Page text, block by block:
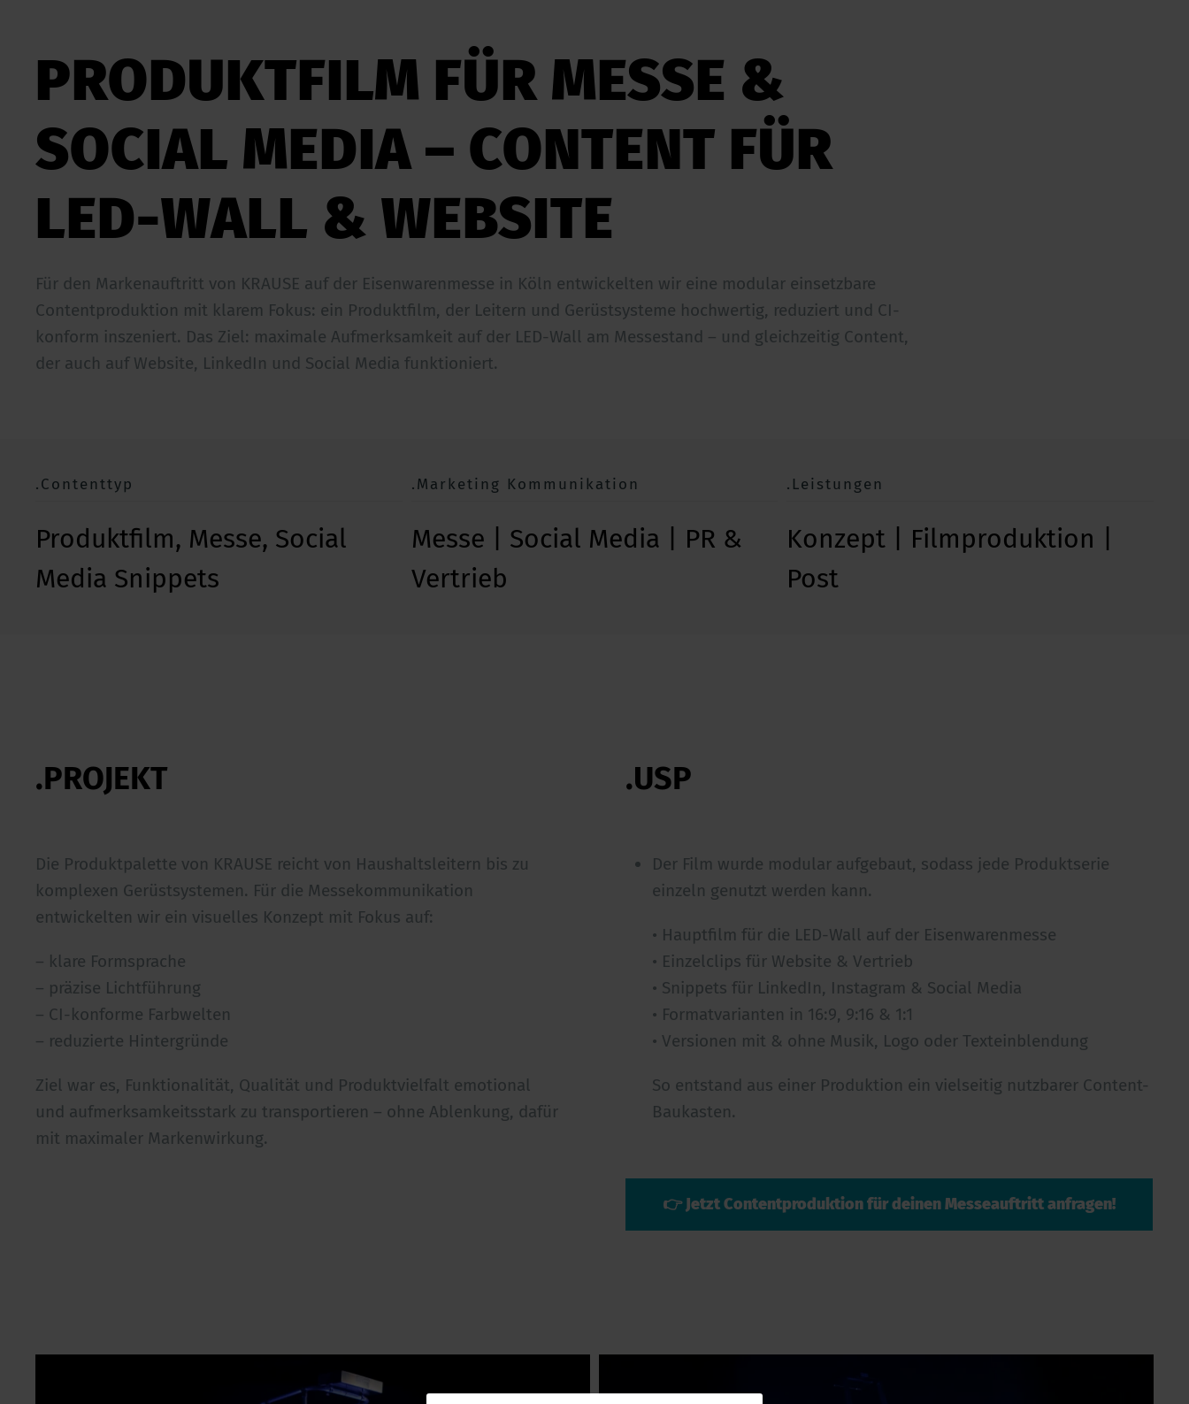
PRODUKTFILM FÜR MESSE &
SOCIAL MEDIA – CONTENT FÜR
LED-WALL & WEBSITE
Für den Markenauftritt von KRAUSE auf der Eisenwarenmesse in Köln entwickelten wir eine modular einsetzbare
Contentproduktion mit klarem Fokus: ein Produktfilm, der Leitern und Gerüstsysteme hochwertig, reduziert und CI-
konform inszeniert. Das Ziel: maximale Aufmerksamkeit auf der LED-Wall am Messestand – und gleichzeitig Content,
der auch auf Website, LinkedIn und Social Media funktioniert.
.Contenttyp
Produktfilm, Messe, Social
Media Snippets
.Marketing Kommunikation
Messe | Social Media | PR &
Vertrieb
.Leistungen
Konzept | Filmproduktion |
Post
.PROJEKT
Die Produktpalette von KRAUSE reicht von Haushaltsleitern bis zu
komplexen Gerüstsystemen. Für die Messekommunikation
entwickelten wir ein visuelles Konzept mit Fokus auf:
– klare Formsprache
– präzise Lichtführung
– CI-konforme Farbwelten
– reduzierte Hintergründe
Ziel war es, Funktionalität, Qualität und Produktvielfalt emotional
und aufmerksamkeitsstark zu transportieren – ohne Ablenkung, dafür
mit maximaler Markenwirkung.
.USP
Der Film wurde modular aufgebaut, sodass jede Produktserie
einzeln genutzt werden kann.
• Hauptfilm für die LED-Wall auf der Eisenwarenmesse
• Einzelclips für Website & Vertrieb
• Snippets für LinkedIn, Instagram & Social Media
• Formatvarianten in 16:9, 9:16 & 1:1
• Versionen mit & ohne Musik, Logo oder Texteinblendung
So entstand aus einer Produktion ein vielseitig nutzbarer Content-
Baukasten.
👉 Jetzt Contentproduktion für deinen Messeauftritt anfragen!